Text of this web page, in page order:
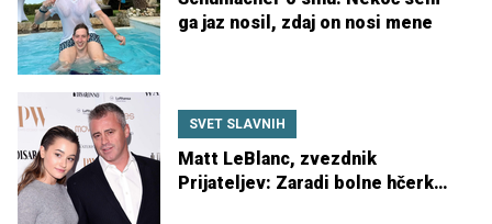
ga jaz nosil, zdaj on nosi mene
SVET SLAVNIH
Matt LeBlanc, zvezdnik
Prijateljev: Zaradi bolne hčerke